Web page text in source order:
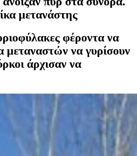
μετανάστης
φέροντα να
μεταναστών να γυρίσουν
άρχισαν να